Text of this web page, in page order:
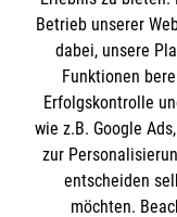
Kurse für
Internationale
Kontakt
Impressum
Datenschutz
Malteser
Betrieb unserer
dabei, unsere
Funktionen
Erfolgskontrolle
wie z.B. Google
zur
entscheiden
möchten.